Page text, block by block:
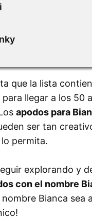
que la lista
llegar a los 50
apodos para
ser tan
permita.
explorando y
con el nombre
Bianca sea